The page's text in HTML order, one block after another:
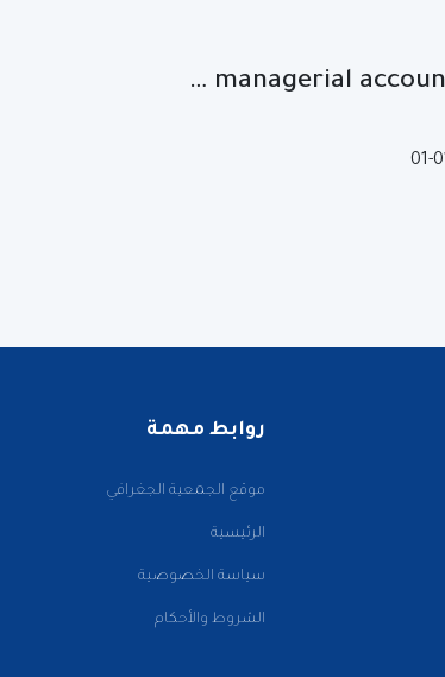
managerial
روابط مهمة
موقع الجمعية الجغرافي
الرئيسية
سياسة الخصوصية
الشروط والأحكام